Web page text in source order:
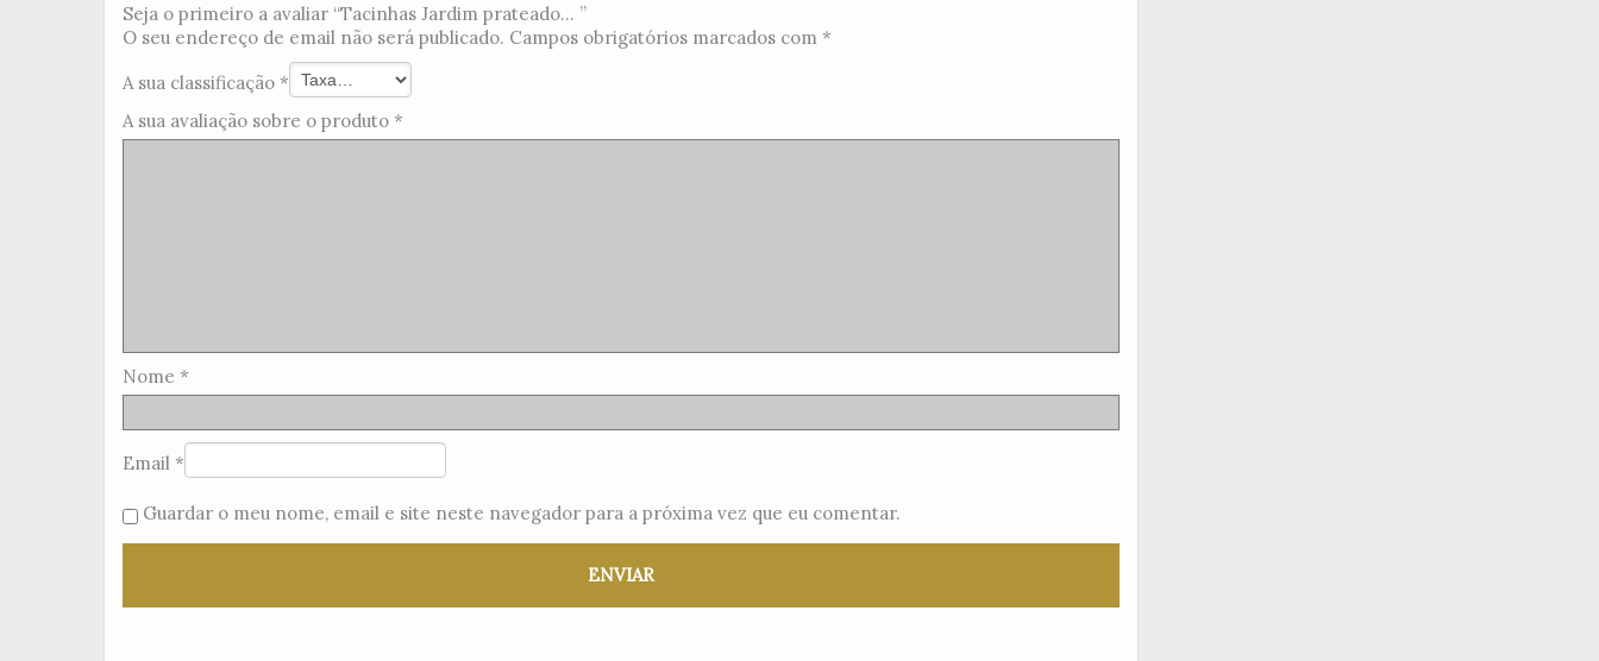
Seja o primeiro a avaliar “Tacinhas Jardim prateado... ”
O seu endereço de email não será publicado. Campos obrigatórios marcados com *
A sua classificação *
A sua avaliação sobre o produto *
Nome *
Email *
Guardar o meu nome, email e site neste navegador para a próxima vez que eu comentar.